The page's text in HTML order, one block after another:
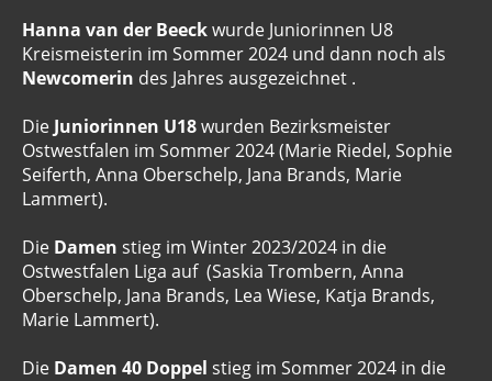
Hanna van der Beeckwurde Juniorinnen U8
Kreismeisterin im Sommer 2024 und dann noch als
Newcomerin des Jahres ausgezeichnet .
Die Juniorinnen U18wurden Bezirksmeister
Ostwestfalen im Sommer 2024 (Marie Riedel, Sophie
Seiferth, Anna Oberschelp, Jana Brands, Marie
Lammert).
Die Damen stieg im Winter 2023/2024 in die
Ostwestfalen Liga auf (Saskia Trombern, Anna
Oberschelp, Jana Brands, Lea Wiese, Katja Brands,
Marie Lammert).
Die Damen 40 Doppel stieg im Sommer 2024 in die